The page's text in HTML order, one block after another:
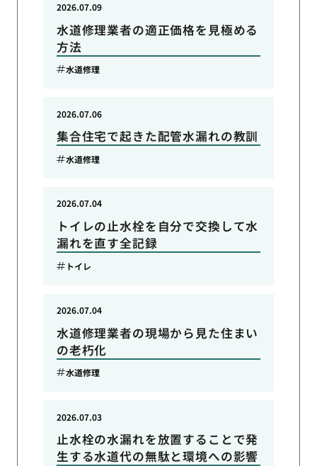
水道修理業者の適正価格を見極める
方法
2026.07.09
水道修理
集合住宅で起きた配管水漏れの教訓
2026.07.06
水道修理
トイレの止水栓を自分で交換して水
漏れを直す全記録
2026.07.04
トイレ
水道修理業者の現場から見た住まい
の老朽化
2026.07.04
水道修理
止水栓の水漏れを放置することで発
生する水道代の無駄と環境への影響
2026.07.03